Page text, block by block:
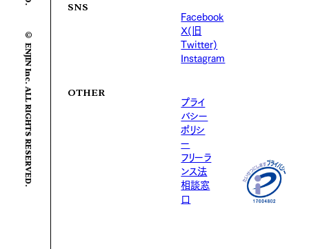
© ENJIN Inc. ALL RIGHTS RESERVED.
SNS
Facebook
X(旧
Twitter)
Instagram
OTHER
プライ
バシー
ポリシ
ー
フリーラ
ンス法
相談窓
口